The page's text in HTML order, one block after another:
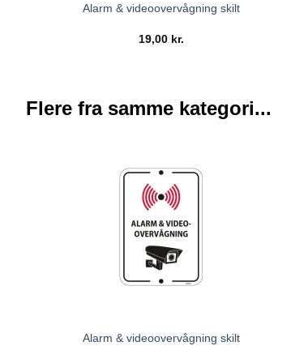
Alarm & videoovervågning skilt
19,00 kr.
Flere fra samme kategori...
Alarm & videoovervågning skilt